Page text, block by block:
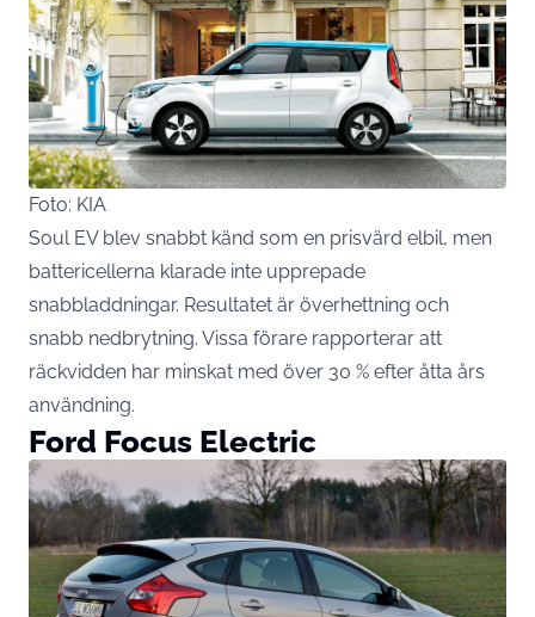
Foto: KIA
Soul EV blev snabbt känd som en prisvärd elbil, men
battericellerna klarade inte upprepade
snabbladdningar. Resultatet är överhettning och
snabb nedbrytning. Vissa förare rapporterar att
räckvidden har minskat med över 30 % efter åtta års
användning.
Ford Focus Electric